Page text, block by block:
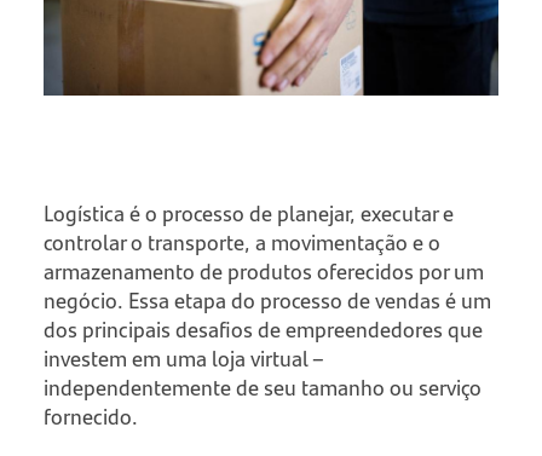
Logística é o processo de planejar, executar e
controlar o transporte, a movimentação e o
armazenamento de produtos oferecidos por um
negócio. Essa etapa do processo de vendas é um
dos principais desafios de empreendedores que
investem em uma loja virtual –
independentemente de seu tamanho ou serviço
fornecido.